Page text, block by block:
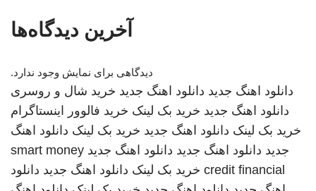
آخرین دیدگاه‌ها
دیدگاهی برای نمایش وجود ندارد.
دانلود اهنگ جدید دانلود اهنگ جدید خرید شال و روسری
دانلود اهنگ جدید خرید بک لینک خرید فالوور اینستاگرام
خرید بک لینک دانلود اهنگ جدید خرید بک لینک دانلود اهنگ
جدید دانلود اهنگ جدید دانلود اهنگ جدید smart money
credit financial خرید بک لینک دانلود اهنگ جدید دانلود